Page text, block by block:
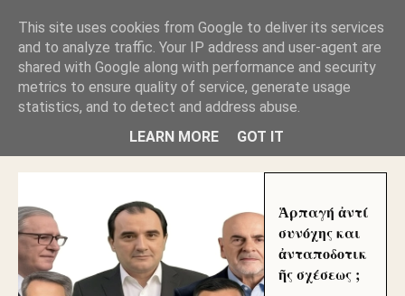
ΑΥΤΟΧΘΟΝΕΣ ΜΟΥ ΕΚΛΕΙΣΑΝ ΤΑ ΣΟΣΙΑΛ ΚΑΙ
ΦΙΜΩΣΑΝ ΤΟ SITE. ΟΙ ΧΙΛΙΑΔΕΣ ΜΙΚΡΟΕΠΕΝΔΥΤΕΣ
ΕΠΕΝΔΥΣΑΤΕ ΓΙΑ ΛΕΗΛΑΣΙΑ ΚΑΙ ΕΓΚΛΗΜΑ ?
ΓΛΥΦΑΔΑ WEB |ΟΙ ΜΕΓΑΛΟΙ ΚΛΕΠΤΑΙ ΑΠΟ ΤΟ
ΜΙΚΡΟΝ ΑΠΑΓΟΥΣΙ
Ἁρπαγή ἀντί
συνόχης και
ἀνταποδοτικ
ῆς σχέσεως ;
This site uses cookies from Google to deliver its services
and to analyze traffic. Your IP address and user-agent are
shared with Google along with performance and security
metrics to ensure quality of service, generate usage
statistics, and to detect and address abuse.
LEARN MORE
GOT IT